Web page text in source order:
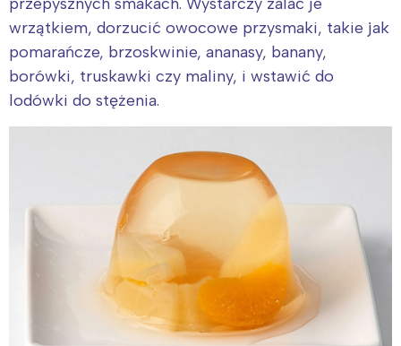
wrzątkiem, dorzucić owocowe przysmaki, takie jak
pomarańcze, brzoskwinie, ananasy, banany,
borówki, truskawki czy maliny, i wstawić do
lodówki do stężenia.